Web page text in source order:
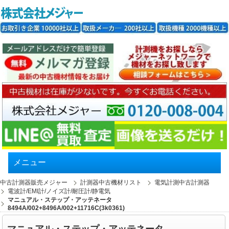
メニュー
中古計測器販売メジャー 計測器中古機材リスト
電気計測中古計測器
電波計/EMI計/ノイズ計/耐圧計/静電気
マニュアル・ステップ・アッテネータ
8494A/002+8496A/002+11716C(3k0361)